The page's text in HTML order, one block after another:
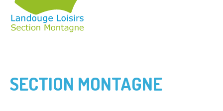
SECTION MONTAGNE